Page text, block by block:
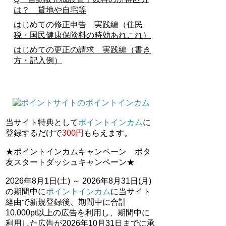
は？ 貸地や自宅等
はじめての修正申告 実践編（住民
税・国民健康保険料の時効あれこれ）
はじめての更正の請求 実践編（書き
方・記入例）
当サイト特典としてポイントインカムに
登録するだけで300円 もらえます。
★ポイントインカムキャンペーン ポタ
友スタートダッシュキャンペーン★
2026年8月1日(土) ～ 2026年8月31日(月)
の期間中にポイントインカムに当サイト
経由で新規登録後、期間中に合計
10,000pt以上の広告を利用し、期間中に
利用した広告が2026年10月31日までに承